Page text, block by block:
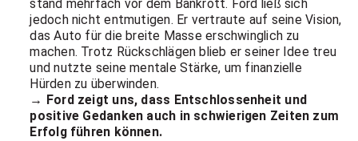
stand mehrfach vor dem Bankrott. Ford ließ sich
jedoch nicht entmutigen. Er vertraute auf seine Vision,
das Auto für die breite Masse erschwinglich zu
machen. Trotz Rückschlägen blieb er seiner Idee treu
und nutzte seine mentale Stärke, um finanzielle
Hürden zu überwinden.
→ Ford zeigt uns, dass Entschlossenheit und
positive Gedanken auch in schwierigen Zeiten zum
Erfolg führen können.